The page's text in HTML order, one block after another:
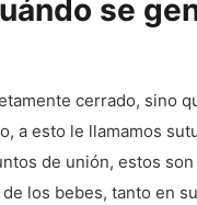
se
cerrado, sino
a esto le llamamos
de unión, estos
los bebes, tanto en